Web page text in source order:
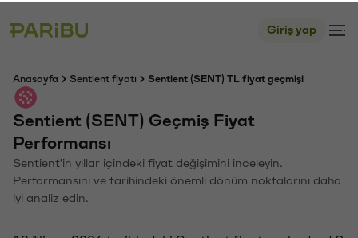
Giriş yap
Anasayfa Sentient fiyatı Sentient (SENT) TL fiyat geçmişi
Sentient (SENT) Geçmiş Fiyat
Performansı
Sentient'in yıllar içindeki fiyat değişimini inceleyin.
Performansını ve tarihindeki önemli dönüm noktalarını daha
iyi analiz edin.